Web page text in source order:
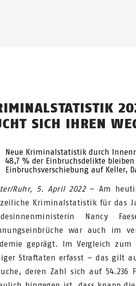
SICH IHREN
Neue Kriminalstatistik durch
48,7 % der Einbruchsdelikte
Einbruchsverschiebung auf Keller,
Ruhr, 5. April 2022– Am
Kriminalstatistik für das
Nancy
war auch im
geprägt. Im Vergleich
Straftaten erfasst – das gilt
deren Zahl sich auf 54.236